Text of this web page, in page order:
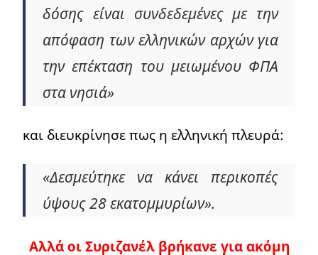
δόσης είναι συνδεδεμένες με την
απόφαση των ελληνικών αρχών για
την επέκταση του μειωμένου ΦΠΑ
στα νησιά»
και διευκρίνησε πως η ελληνική πλευρά:
«Δεσμεύτηκε να κάνει περικοπές
ύψους 28 εκατομμυρίων».
Αλλά οι Συριζανέλ βρήκανε για ακόμη